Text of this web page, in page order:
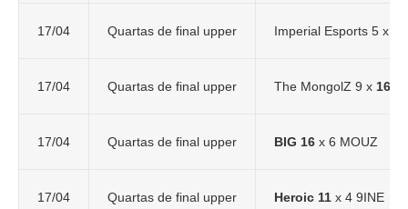
17/04 Quartas de final upper Imperial Esports 5 x
17/04 Quartas de final upper The MongolZ 9 x 16
17/04 Quartas de final upper BIG 16 x 6 MOUZ
17/04 Quartas de final upper Heroic 11 x 4 9INE